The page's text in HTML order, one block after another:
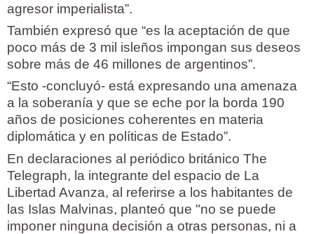
agresor imperialista”.
También expresó que “es la aceptación de que
poco más de 3 mil isleños impongan sus deseos
sobre más de 46 millones de argentinos”.
“Esto -concluyó- está expresando una amenaza
a la soberanía y que se eche por la borda 190
años de posiciones coherentes en materia
diplomática y en políticas de Estado”.
En declaraciones al periódico británico The
Telegraph, la integrante del espacio de La
Libertad Avanza, al referirse a los habitantes de
las Islas Malvinas, planteó que "no se puede
imponer ninguna decisión a otras personas, ni a